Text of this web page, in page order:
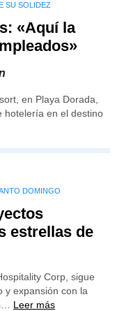
SU SOLIDEZ
«Aquí la
en Playa Dorada,
hotelería en el destino
DOMINGO
estrellas de
Corp, sigue
y expansión con la
Leer más